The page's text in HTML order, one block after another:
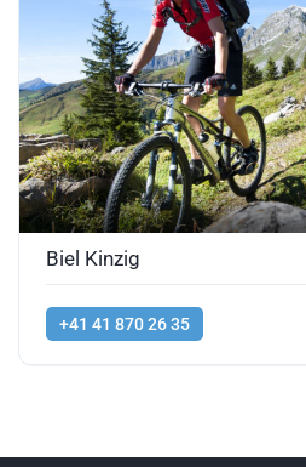
Biel Kinzig
+41 41 870 26 35